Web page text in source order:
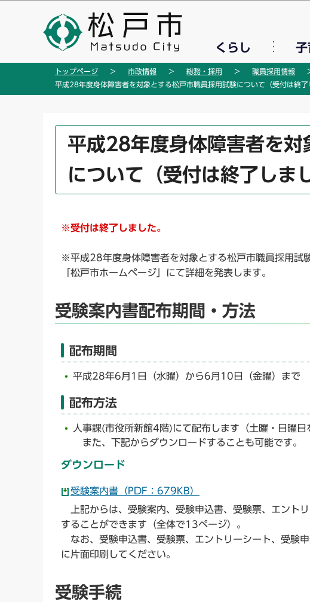
先
くらし 子
トップページ 市政情報 総務・採用 職員採用情報
平成28年度身体障害者を対象とする松戸市職員採用試験について（受付は終了
か
平成28年度身体障害者を
について（受付は終了しま
※受付は終了しました。
※平成28年度身体障害者を対象とする松戸市職員採用試
「松戸市ホームページ」にて詳細を発表します。
受験案内書配布期間・方法
配布期間
平成28年6月1日（水曜）から6月10日（金曜）まで
配布方法
人事課(市役所新館4階)にて配布します（土曜・日曜
また、下記からダウンロードすることも可能です。
ダウンロード
受験案内書（PDF：679KB）
上記からは、受験案内、受験申込書、受験票、エント
することができます（全体で13ページ）。
なお、受験申込書、受験票、エントリーシート、受験
に片面印刷してください。
受験手続